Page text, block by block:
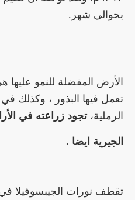
بحوالي شهر.
الأرض المفضلة للنمو عليها
تعمل فيها البذور ، وكذلك
الرملية،تجود زراعته في
الجيرية ايضا .
تقطف نورات الجيبسوفيلا في